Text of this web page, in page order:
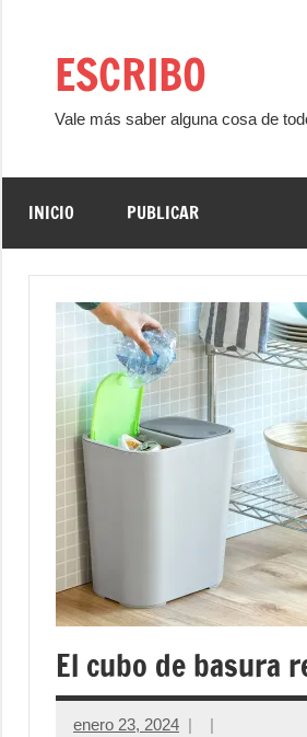
contenidoESCRIBO
Vale más saber alguna cosa de
INICIO PUBLICAR
El cubo de basura
enero 23, 2024